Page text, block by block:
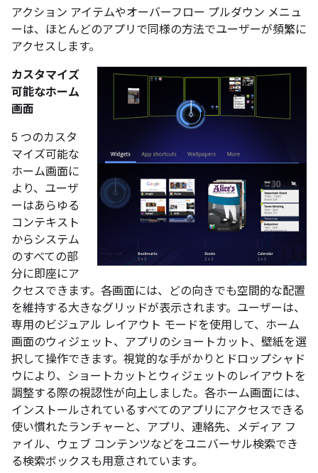
アクション アイテムやオーバーフロー プルダウン メニュ
ーは、ほとんどのアプリで同様の方法でユーザーが頻繁に
アクセスします。
カスタマイズ
可能なホーム
画面
5 つのカスタ
マイズ可能な
ホーム画面に
より、ユーザ
ーはあらゆる
コンテキスト
からシステム
のすべての部
分に即座にア
クセスできます。各画面には、どの向きでも空間的な配置
を維持する大きなグリッドが表示されます。ユーザーは、
専用のビジュアル レイアウト モードを使用して、ホーム
画面のウィジェット、アプリのショートカット、壁紙を選
択して操作できます。視覚的な手がかりとドロップシャド
ウにより、ショートカットとウィジェットのレイアウトを
調整する際の視認性が向上しました。各ホーム画面には、
インストールされているすべてのアプリにアクセスできる
使い慣れたランチャーと、アプリ、連絡先、メディア フ
ァイル、ウェブ コンテンツなどをユニバーサル検索でき
る検索ボックスも用意されています。